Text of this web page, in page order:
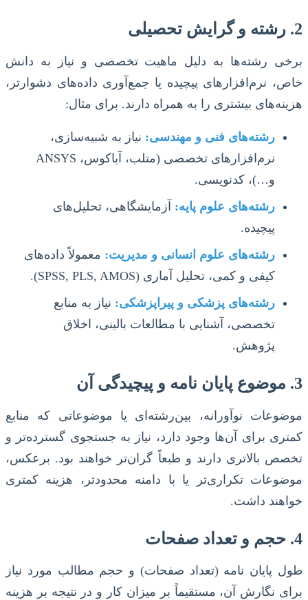
2. رشته و گرایش تحصیلی
برخی رشته‌ها به دلیل ماهیت تخصصی و نیاز به دانش
خاص، نرم‌افزارهای پیچیده یا جمع‌آوری داده‌های دشوارتر،
هزینه‌های بیشتری را به همراه دارند. برای مثال:
رشته‌های فنی و مهندسی: نیاز به شبیه‌سازی،
نرم‌افزارهای تخصصی (متلب، آباکوس، ANSYS
و…)، کدنویسی.
رشته‌های علوم پایه: آزمایشگاهی، تحلیل‌های
پیچیده.
رشته‌های علوم انسانی و مدیریت: معمولاً داده‌های
کیفی و کمی، تحلیل آماری (SPSS, PLS, AMOS).
رشته‌های پزشکی و پیراپزشکی: نیاز به منابع
تخصصی، آشنایی با مطالعات بالینی، اخلاق
پژوهش.
3. موضوع پایان نامه و پیچیدگی آن
موضوعات نوآورانه، بین‌رشته‌ای یا موضوعاتی که منابع
کمتری برای آن‌ها وجود دارد، نیاز به جستجوی گسترده‌تر و
تخصص بالاتری دارند و طبعاً گران‌تر خواهند بود. برعکس،
موضوعات تکراری‌تر یا با دامنه محدودتر، هزینه کمتری
خواهند داشت.
4. حجم و تعداد صفحات
طول پایان نامه (تعداد صفحات) و حجم مطالب مورد نیاز
برای نگارش آن، مستقیماً بر میزان کار و در نتیجه بر هزینه